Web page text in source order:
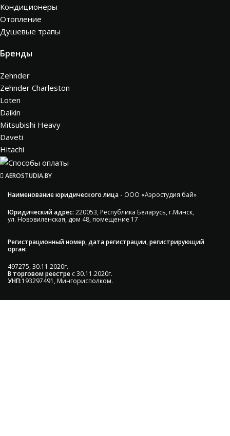
Кондиционеры
Отопление
Душевые трапы
Бренды
Zehnder
Zehnder Charleston
Loten
Daikin
Mitsubishi Heavy
Daveti
Hitachi
AEROSTUDIA.BY
Наименование юридического лица - ООО «Аэростудия бай»
Юридический адрес: 220053, Республика Беларусь, г.Минск,
ул. Нововиленская, дом 48, помещение 17
Регистрационный номер, дата регистрации, регистрирующий
орган:
497275, 30.11.2020г.
В торговом реестре с 30.11.2020г.
УНП:193297491, Мингорисполком.